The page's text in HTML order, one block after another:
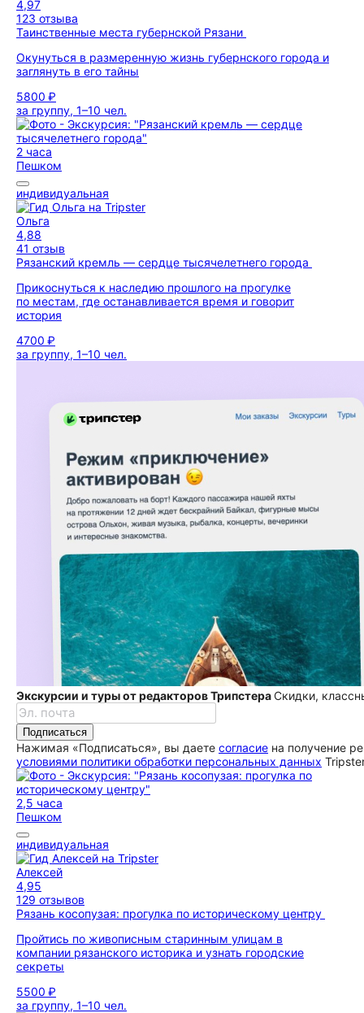
4,97
123 отзыва
Таинственные места губернской Рязани
Окунуться в размеренную жизнь губернского города и
заглянуть в его тайны
5800 ₽
за группу, 1–10 чел.
2 часа
Пешком
индивидуальная
Ольга
4,88
41 отзыв
Рязанский кремль — сердце тысячелетнего города
Прикоснуться к наследию прошлого на прогулке
по местам, где останавливается время и говорит
история
4700 ₽
за группу, 1–10 чел.
Экскурсии и туры от редакторов ТрипстераСкидки,
Подписаться
Нажимая «Подписаться», вы даете согласие на получение
условиями политики обработки персональных данных
2,5 часа
Пешком
индивидуальная
Алексей
4,95
129 отзывов
Рязань косопузая: прогулка по историческому центру
Пройтись по живописным старинным улицам в
компании рязанского историка и узнать городские
секреты
5500 ₽
за группу, 1–10 чел.